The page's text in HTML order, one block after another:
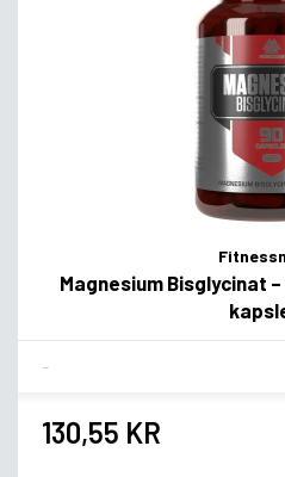
Magnesium Bisglycinat
130,55 KR